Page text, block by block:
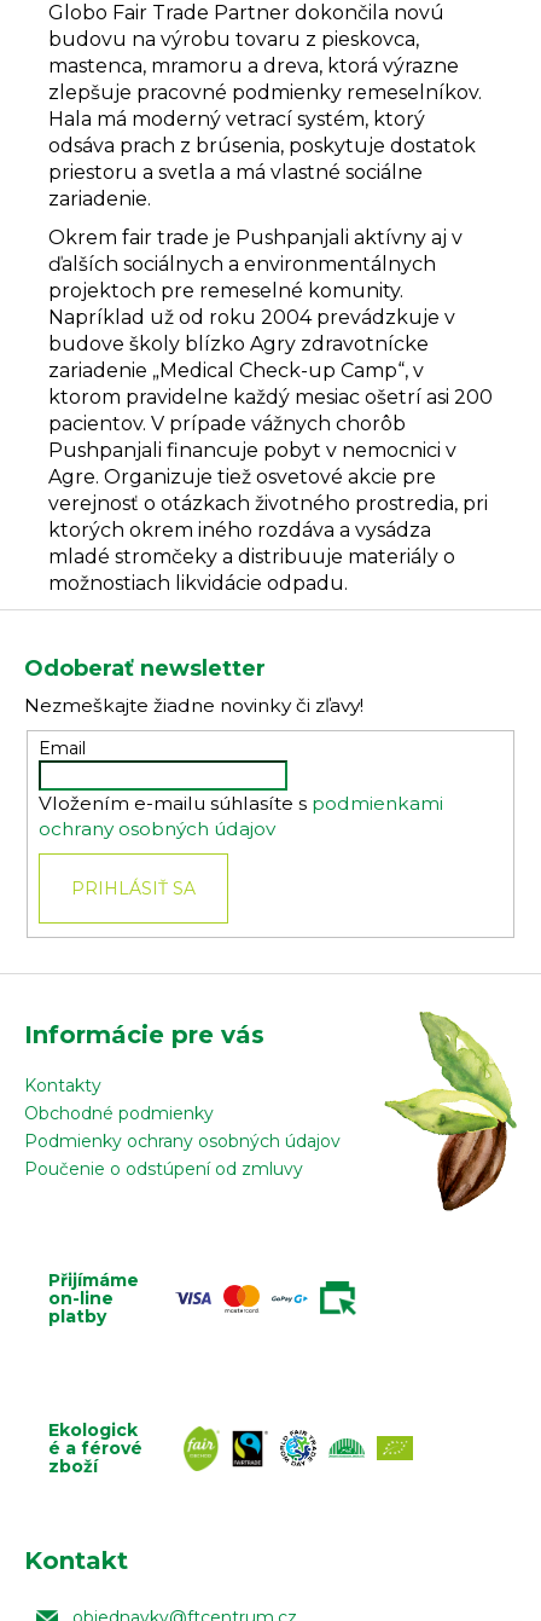
Globo Fair Trade Partner dokončila novú
budovu na výrobu tovaru z pieskovca,
mastenca, mramoru a dreva, ktorá výrazne
zlepšuje pracovné podmienky remeselníkov.
Hala má moderný vetrací systém, ktorý
odsáva prach z brúsenia, poskytuje dostatok
priestoru a svetla a má vlastné sociálne
zariadenie.
Okrem fair trade je Pushpanjali aktívny aj v
ďalších sociálnych a environmentálnych
projektoch pre remeselné komunity.
Napríklad už od roku 2004 prevádzkuje v
budove školy blízko Agry zdravotnícke
zariadenie „Medical Check-up Camp“, v
ktorom pravidelne každý mesiac ošetrí asi 200
pacientov. V prípade vážnych chorôb
Pushpanjali financuje pobyt v nemocnici v
Agre. Organizuje tiež osvetové akcie pre
verejnosť o otázkach životného prostredia, pri
ktorých okrem iného rozdáva a vysádza
mladé stromčeky a distribuuje materiály o
možnostiach likvidácie odpadu.
Odoberať newsletter
Nezmeškajte žiadne novinky či zľavy!
Email
Vložením e-mailu súhlasíte s podmienkami
ochrany osobných údajov
PRIHLÁSIŤ SA
Informácie pre vás
Kontakty
Obchodné podmienky
Podmienky ochrany osobných údajov
Poučenie o odstúpení od zmluvy
Přijímáme
on-line
platby
Ekologick
é a férové
zboží
Kontakt